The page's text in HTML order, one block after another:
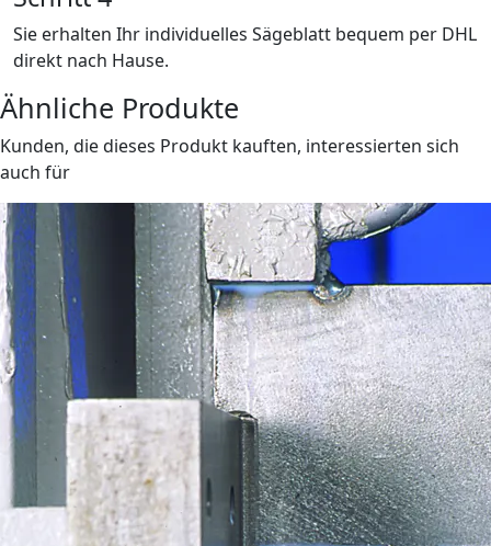
Sie erhalten Ihr individuelles Sägeblatt bequem per DHL
direkt nach Hause.
Ähnliche Produkte
Kunden, die dieses Produkt kauften, interessierten sich
auch für